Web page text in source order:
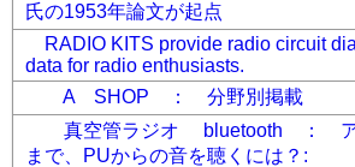
氏の1953年論文が起点
RADIO KITS provide radio circuit
data for radio enthusiasts.
A SHOP ： 分野別掲載
真空管ラジオ bluetooth ： ア
まで、PUからの音を聴くには？: